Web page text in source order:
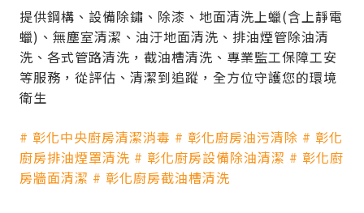
提供鋼構、設備除鏽、除漆、地面清洗上蠟(含上靜電
蠟)、無塵室清潔、油汙地面清洗、排油煙管除油清
洗、各式管路清洗，截油槽清洗、專業監工保障工安
等服務，從評估、清潔到追蹤，全方位守護您的環境
衛生
# 彰化中央廚房清潔消毒 # 彰化廚房油污清除 # 彰化
廚房排油煙罩清洗 # 彰化廚房設備除油清潔 # 彰化廚
房牆面清潔 # 彰化廚房截油槽清洗